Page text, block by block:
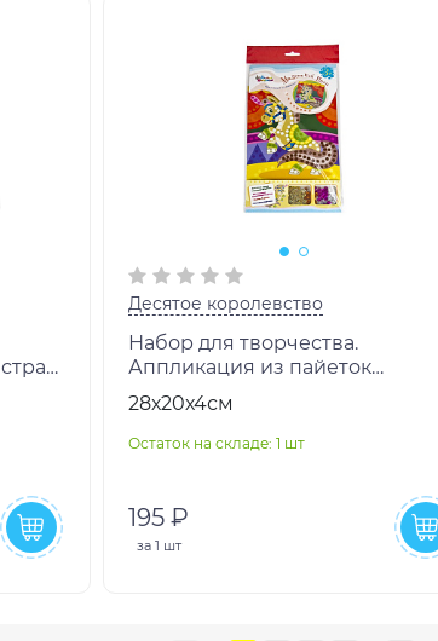
Десятое королевство
Набор для творчества.
Аппликация из пайеток
"Маленький пони" арт.01525
28х20х4см
Остаток на складе: 1 шт
195 ₽
за 1 шт